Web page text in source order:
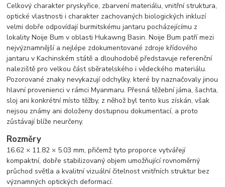
Celkový charakter pryskyřice, zbarvení materiálu, vnitřní struktura,
optické vlastnosti i charakter zachovaných biologických inkluzí
velmi dobře odpovídají burmitskému jantaru pocházejícímu z
lokality Noije Bum v oblasti Hukawng Basin. Noije Bum patří mezi
nejvýznamnější a nejlépe zdokumentované zdroje křídového
jantaru v Kachinském státě a dlouhodobě představuje referenční
naleziště pro velkou část sběratelského i vědeckého materiálu.
Pozorované znaky nevykazují odchylky, které by naznačovaly jinou
hlavní provenienci v rámci Myanmaru. Přesná těžební jáma, šachta,
sloj ani konkrétní místo těžby, z něhož byl tento kus získán, však
nejsou známy ani doloženy dostupnou dokumentací, a proto
zůstávají blíže neurčeny.
Rozměry
16.62 × 11.82 × 5.03 mm, přičemž tyto proporce vytvářejí
kompaktní, dobře stabilizovaný objem umožňující rovnoměrný
průchod světla a kvalitní vizuální čitelnost vnitřních struktur bez
významných optických deformací.